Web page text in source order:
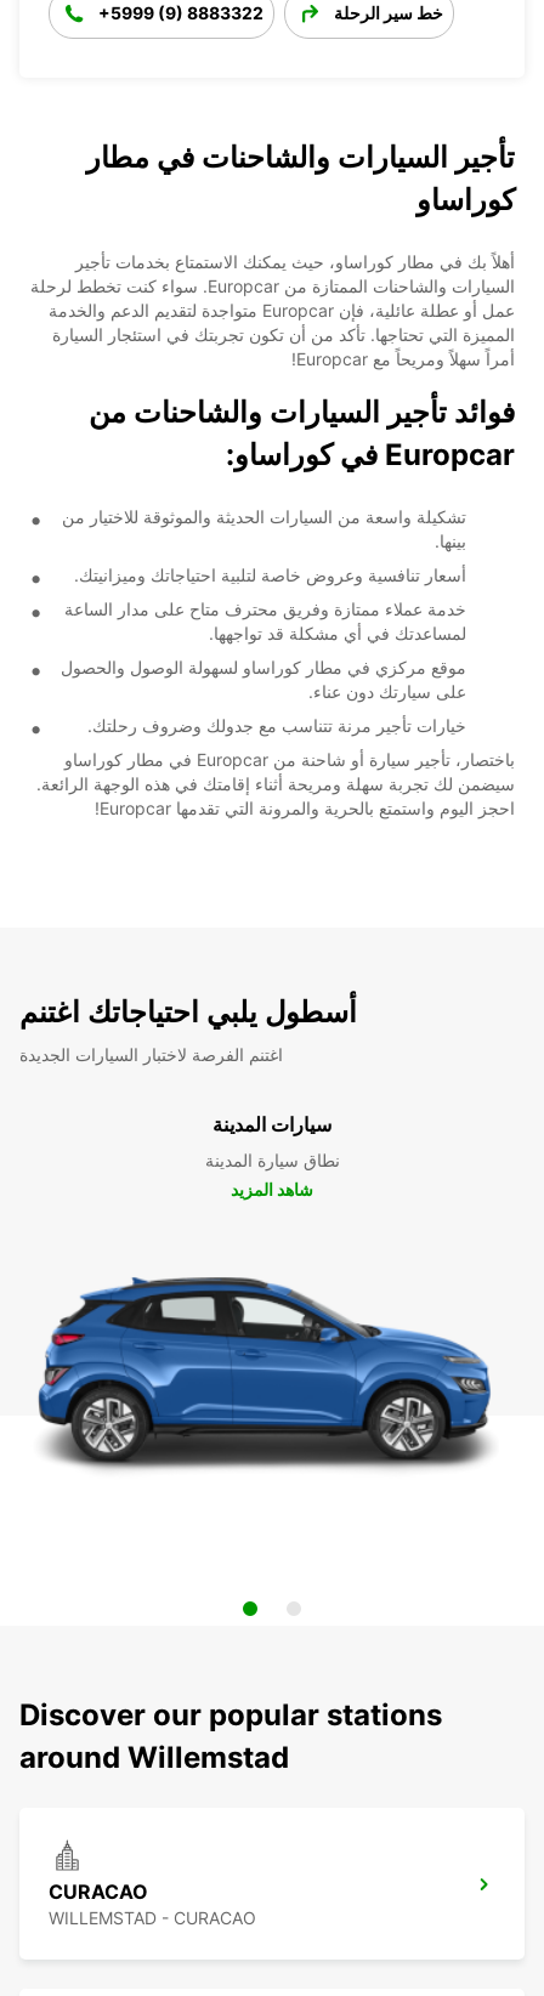
+5999 (9) 8883322 خط سير الرحلة
تأجير السيارات والشاحنات في مطار
كوراساو
أهلاً بك في مطار كوراساو، حيث يمكنك الاستمتاع بخدمات تأجير
السيارات والشاحنات الممتازة من Europcar. سواء كنت تخطط لرحلة
عمل أو عطلة عائلية، فإن Europcar متواجدة لتقديم الدعم والخدمة
المميزة التي تحتاجها. تأكد من أن تكون تجربتك في استئجار السيارة
أمراً سهلاً ومريحاً مع Europcar!
فوائد تأجير السيارات والشاحنات من
Europcar في كوراساو:
تشكيلة واسعة من السيارات الحديثة والموثوقة للاختيار من
بينها.
أسعار تنافسية وعروض خاصة لتلبية احتياجاتك وميزانيتك.
خدمة عملاء ممتازة وفريق محترف متاح على مدار الساعة
لمساعدتك في أي مشكلة قد تواجهها.
موقع مركزي في مطار كوراساو لسهولة الوصول والحصول
على سيارتك دون عناء.
خيارات تأجير مرنة تتناسب مع جدولك وضروف رحلتك.
باختصار، تأجير سيارة أو شاحنة من Europcar في مطار كوراساو
سيضمن لك تجربة سهلة ومريحة أثناء إقامتك في هذه الوجهة الرائعة.
احجز اليوم واستمتع بالحرية والمرونة التي تقدمها Europcar!
أسطول يلبي احتياجاتك اغتنم
اغتنم الفرصة لاختبار السيارات الجديدة
سيارات المدينة
نطاق سيارة المدينة
شاهد المزيد
Discover our popular stations
around Willemstad
CURACAO
WILLEMSTAD - CURACAO